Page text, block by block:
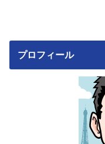
プロフィール